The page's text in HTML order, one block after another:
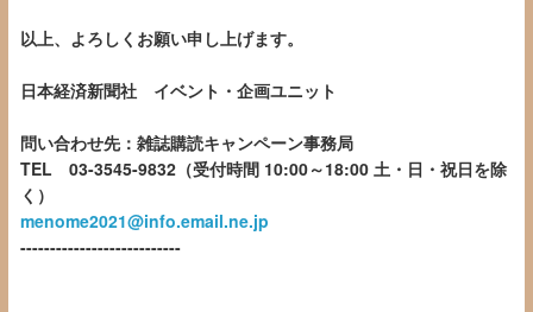
以上、よろしくお願い申し上げます。
日本経済新聞社 イベント・企画ユニット
問い合わせ先：雑誌購読キャンペーン事務局
TEL 03-3545-9832（受付時間 10:00～18:00 土・日・祝日を除
く）
menome2021@info.email.ne.jp
---------------------------